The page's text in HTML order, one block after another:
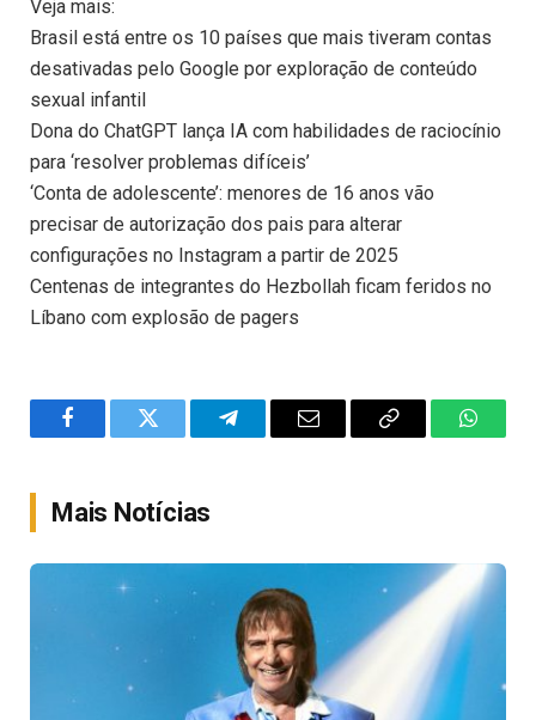
Veja mais:
Brasil está entre os 10 países que mais tiveram contas
desativadas pelo Google por exploração de conteúdo
sexual infantil
Dona do ChatGPT lança IA com habilidades de raciocínio
para ‘resolver problemas difíceis’
‘Conta de adolescente’: menores de 16 anos vão
precisar de autorização dos pais para alterar
configurações no Instagram a partir de 2025
Centenas de integrantes do Hezbollah ficam feridos no
Líbano com explosão de pagers
FacebookTwitter TelegramEmail
Copy
Mais Notícias